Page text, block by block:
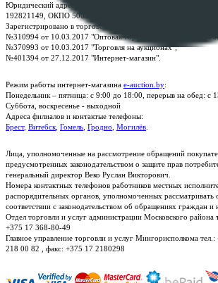
Юридический адрес: г. Минск, пр-т. Дзержинского, 1Б, e-mail:
192821149, ОКПО 500111895000
Зарегистрировано в торговом реестре Республики Беларусь:
№310994 от 10.03.2017 "Оптовая торговля без торговых
№370993 от 10.03.2017 "Торговля на аукционах";
№401394 от 27.12.2017 "Интернет-магазин".
Режим работы интернет-магазина e-auction.by:
Понедельник – пятница: с 9:00 до 18:00, перерыв на обед: с
Суббота, воскресенье - выходной
Адреса филиалов и контактые телефоны:
Брест, Витебск Гомель Гродно Могилёв
Лица, уполномоченные на рассмотрение обращений
предусмотренных законодательством о защите прав
генеральный директор Веко Руслан Викторович.
Номера контактных телефонов работников местных
распорядительных органов, уполномоченных рассматривать
соответствии с законодательством об обращениях граждан
Отдел торговли и услуг администрации Московского района
+375 17 368-80-49
Главное управление торговли и услуг Мингорисполкома
218 00 82 , факс: +375 17 2180298